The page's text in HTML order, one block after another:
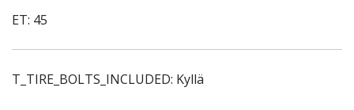
ET: 45
T_TIRE_BOLTS_INCLUDED: Kyllä